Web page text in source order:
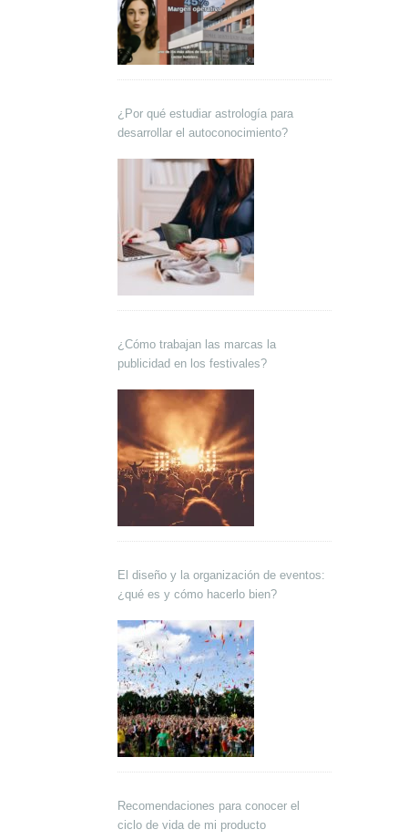
¿Por qué estudiar astrología para
desarrollar el autoconocimiento?
¿Cómo trabajan las marcas la
publicidad en los festivales?
El diseño y la organización de eventos:
¿qué es y cómo hacerlo bien?
Recomendaciones para conocer el
ciclo de vida de mi producto